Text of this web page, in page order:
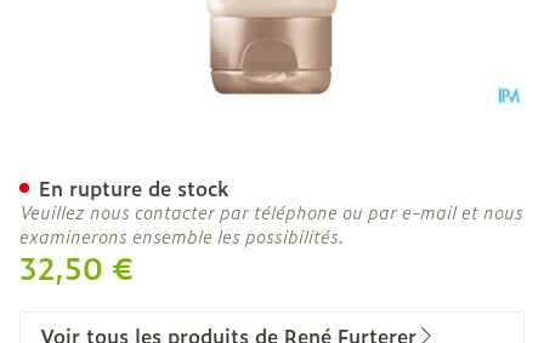
32,50 €
En rupture de stock
Veuillez nous contacter par téléphone ou par e-mail et nous
examinerons ensemble les possibilités.
Voir tous les produits de René Furterer